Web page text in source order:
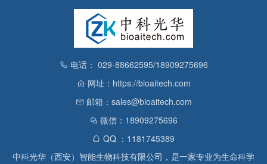
电话： 029-88662595/18909275696
网址：https://bioaitech.com
邮箱：sales@bioaitech.com
微信：18909275696
QQ ：1181745389
中科光华（西安）智能生物科技有限公司，是一家专业为生命科学